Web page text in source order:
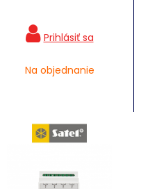
Na objednanie